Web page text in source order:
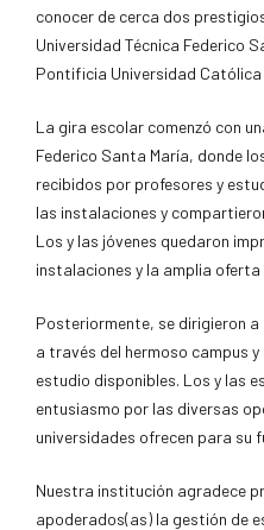
conocer de cerca dos
Universidad Técnica Federico
Pontificia Universidad Católica
La gira escolar comenzó con
Federico Santa María, donde
recibidos por profesores y
las instalaciones y
Los y las jóvenes quedaron
instalaciones y la amplia
Posteriormente, se dirigieron a
a través del hermoso campus
estudio disponibles. Los y las
entusiasmo por las diversas
universidades ofrecen para su
Nuestra institución agradece
apoderados(as) la gestión de